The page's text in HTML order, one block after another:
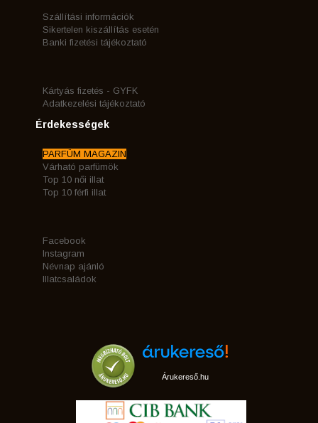
Szállítási információk
Sikertelen kiszállítás esetén
Banki fizetési tájékoztató
Kártyás fizetés - GYFK
Adatkezelési tájékoztató
Érdekességek
PARFÜM MAGAZIN
Várható parfümök
Top 10 női illat
Top 10 férfi illat
Facebook
Instagram
Névnap ajánló
Illatcsaládok
Árukereső.hu